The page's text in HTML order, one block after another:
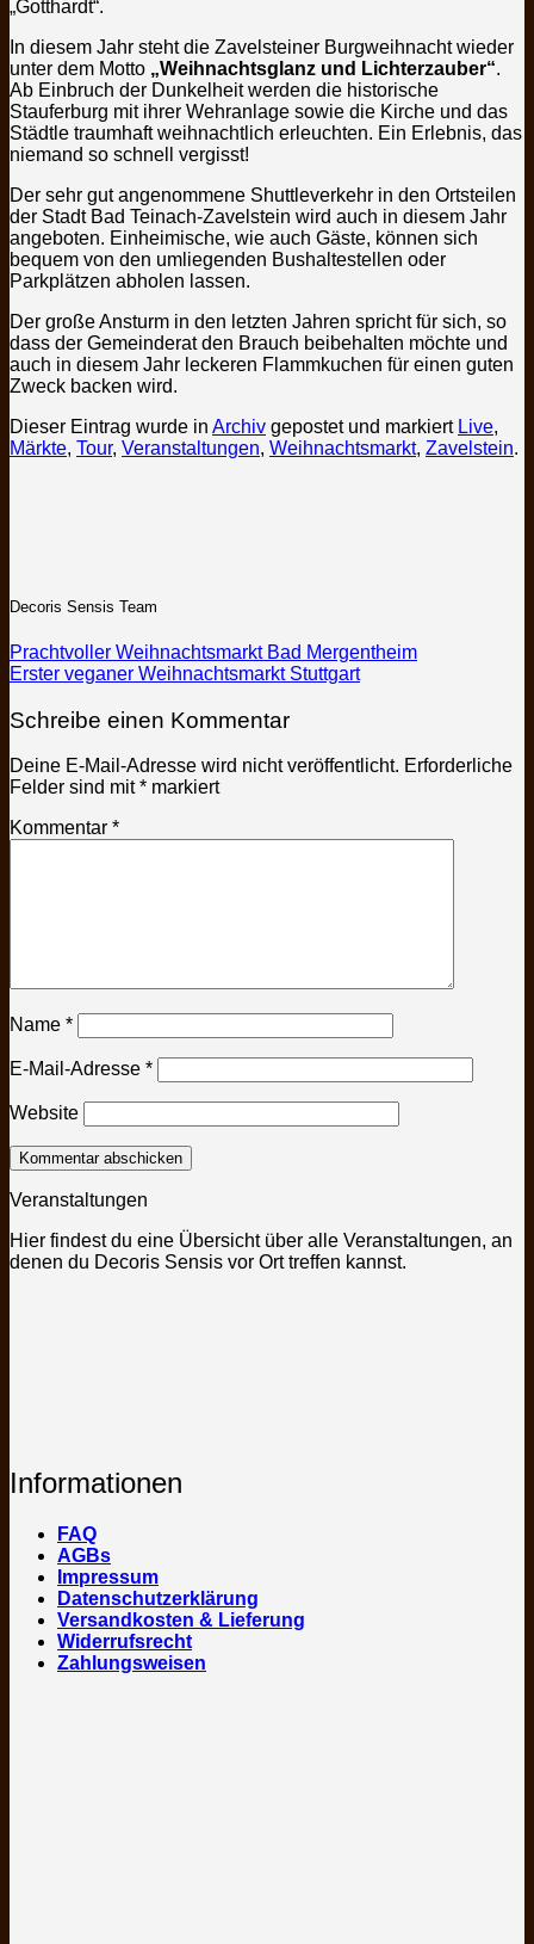
„Gotthardt“.
In diesem Jahr steht die Zavelsteiner Burgweihnacht wieder
unter dem Motto „Weihnachtsglanz und Lichterzauber“.
Ab Einbruch der Dunkelheit werden die historische
Stauferburg mit ihrer Wehranlage sowie die Kirche und das
Städtle traumhaft weihnachtlich erleuchten. Ein Erlebnis, das
niemand so schnell vergisst!
Der sehr gut angenommene Shuttleverkehr in den Ortsteilen
der Stadt Bad Teinach-Zavelstein wird auch in diesem Jahr
angeboten. Einheimische, wie auch Gäste, können sich
bequem von den umliegenden Bushaltestellen oder
Parkplätzen abholen lassen.
Der große Ansturm in den letzten Jahren spricht für sich, so
dass der Gemeinderat den Brauch beibehalten möchte und
auch in diesem Jahr leckeren Flammkuchen für einen guten
Zweck backen wird.
Dieser Eintrag wurde in Archiv gepostet und markiert Live,
Märkte, Tour, Veranstaltungen, Weihnachtsmarkt, Zavelstein.
Decoris Sensis Team
Prachtvoller Weihnachtsmarkt Bad Mergentheim
Erster veganer Weihnachtsmarkt Stuttgart
Schreibe einen Kommentar
Deine E-Mail-Adresse wird nicht veröffentlicht. Erforderliche
Felder sind mit* markiert
Kommentar *
Name *
E-Mail-Adresse *
Website
Veranstaltungen
Hier findest du eine Übersicht über alle Veranstaltungen, an
denen du Decoris Sensis vor Ort treffen kannst.
Informationen
FAQ
AGBs
Impressum
Datenschutzerklärung
Versandkosten & Lieferung
Widerrufsrecht
Zahlungsweisen